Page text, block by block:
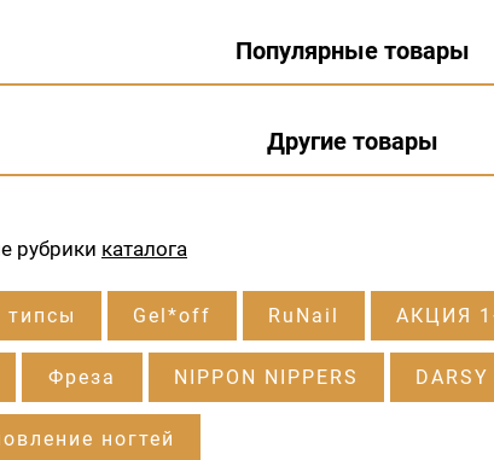
Популярные товары
Другие товары
рубрики каталога
типсы Gel*off RuNail АКЦИЯ
Фреза NIPPON NIPPERS DARSY
ногтей